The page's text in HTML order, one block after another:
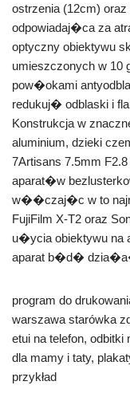
ostrzenia (12cm)
odpowiadaj�ca za
optyczny obiektywu
umieszczonych w 10
pow�okami
redukuj� odblaski i
Konstrukcja w
aluminium, dzieki
7Artisans 7.5mm
aparat�w
w��czaj�c w to
FujiFilm X-T2 oraz
u�ycia obiektywu na
aparat b�d�
program do
warszawa starówka
etui na telefon,
dla mamy i taty,
przykład